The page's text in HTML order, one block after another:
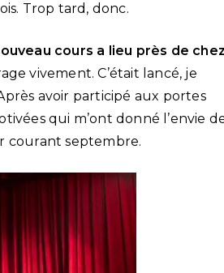
Trop tard, donc.
cours a lieu près de chez
vivement. C’était lancé, je
avoir participé aux portes
qui m’ont donné l’envie
courant septembre.